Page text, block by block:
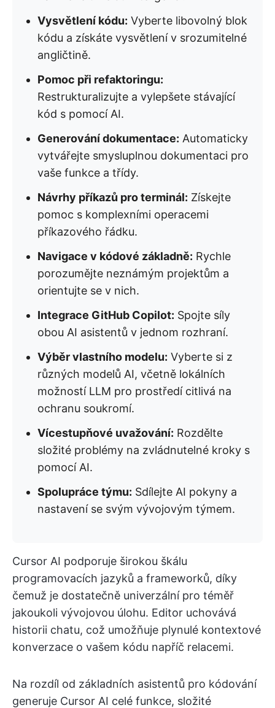
Vysvětlení kódu: Vyberte libovolný blok
kódu a získáte vysvětlení v srozumitelné
angličtině.
Pomoc při refaktoringu:
Restrukturalizujte a vylepšete stávající
kód s pomocí AI.
Generování dokumentace: Automaticky
vytvářejte smysluplnou dokumentaci pro
vaše funkce a třídy.
Návrhy příkazů pro terminál: Získejte
pomoc s komplexními operacemi
příkazového řádku.
Navigace v kódové základně: Rychle
porozumějte neznámým projektům a
orientujte se v nich.
Integrace GitHub Copilot: Spojte síly
obou AI asistentů v jednom rozhraní.
Výběr vlastního modelu: Vyberte si z
různých modelů AI, včetně lokálních
možností LLM pro prostředí citlivá na
ochranu soukromí.
Vícestupňové uvažování: Rozdělte
složité problémy na zvládnutelné kroky s
pomocí AI.
Spolupráce týmu: Sdílejte AI pokyny a
nastavení se svým vývojovým týmem.
Cursor AI podporuje širokou škálu
programovacích jazyků a frameworků, díky
čemuž je dostatečně univerzální pro téměř
jakoukoli vývojovou úlohu. Editor uchovává
historii chatu, což umožňuje plynulé kontextové
konverzace o vašem kódu napříč relacemi.
Na rozdíl od základních asistentů pro kódování
generuje Cursor AI celé funkce, složité